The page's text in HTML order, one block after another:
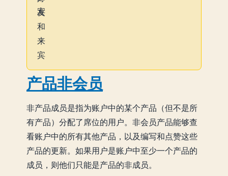
产品非会员
非产品成员是指为账户中的某个产品（但不是所
有产品）分配了席位的用户。非会员产品能够查
看账户中的所有其他产品，以及编写和点赞这些
产品的更新。如果用户是账户中至少一个产品的
成员，则他们只能是产品的非成员。